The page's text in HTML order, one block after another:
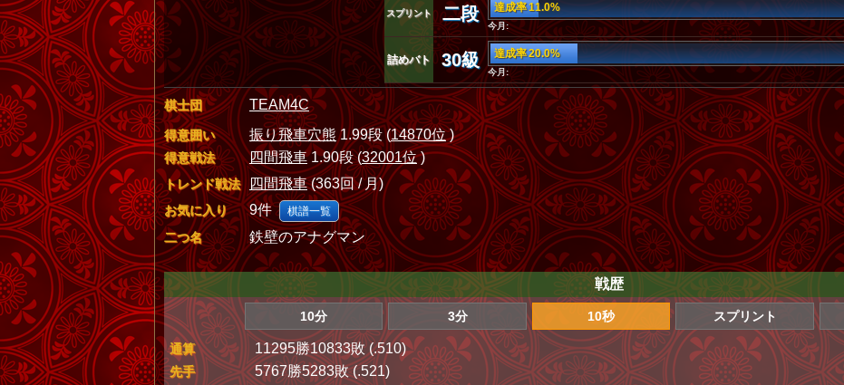
スプリント 二段 達成率 11.0%
今月:
詰めバト 30級 達成率 20.0%
今月:
棋士団 TEAM4C
得意囲い 振り飛車穴熊1.99段 (14870位)
得意戦法 四間飛車1.90段 (32001位)
トレンド戦法 四間飛車(363回 / 月)
お気に入り 9件 棋譜一覧
二つ名 鉄壁のアナグマン
戦歴
10分 3分 10秒 スプリント
通算 11295勝10833敗 (.510)
先手 5767勝5283敗 (.521)